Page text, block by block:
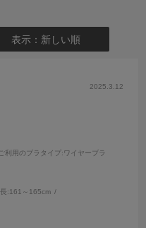
表示：新しい順
2025.3.12
利用のブラタイプ :ワイヤーブラ
:161～165cm